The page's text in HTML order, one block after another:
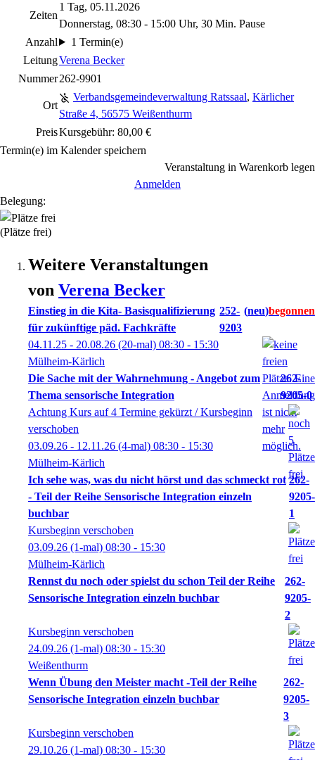
Zeiten
1 Tag, 05.11.2026
Donnerstag, 08:30 - 15:00 Uhr, 30 Min. Pause
Anzahl
1 Termin(e)
LeitungVerena Becker
Nummer262-9901
Ort
Verbandsgemeindeverwaltung Ratssaal, Kärlicher
Straße 4, 56575 Weißenthurm
PreisKursgebühr: 80,00 €
Termin(e) im Kalender speichern
Veranstaltung in Warenkorb legen
Anmelden
Belegung:
(Plätze frei)
Weitere Veranstaltungen
von Verena Becker
Einstieg in die Kita- Basisqualifizierung
für zukünftige päd. Fachkräfte
252-
9203
neu
04.11.25 - 20.08.26 (20-mal) 08:30 - 15:30
Mülheim-Kärlich
Die Sache mit der Wahrnehmung - Angebot zum
Thema sensorische Integration
262-
9205-0
Achtung Kurs auf 4 Termine gekürzt / Kursbeginn
verschoben
03.09.26 - 12.11.26 (4-mal) 08:30 - 15:30
Mülheim-Kärlich
Ich sehe was, was du nicht hörst und das schmeckt rot
- Teil der Reihe Sensorische Integration einzeln
buchbar
262-
9205-
1
Kursbeginn verschoben
03.09.26 (1-mal) 08:30 - 15:30
Mülheim-Kärlich
Rennst du noch oder spielst du schon Teil der Reihe
Sensorische Integration einzeln buchbar
262-
9205-
2
Kursbeginn verschoben
24.09.26 (1-mal) 08:30 - 15:30
Weißenthurm
Wenn Übung den Meister macht -Teil der Reihe
Sensorische Integration einzeln buchbar
262-
9205-
3
Kursbeginn verschoben
29.10.26 (1-mal) 08:30 - 15:30